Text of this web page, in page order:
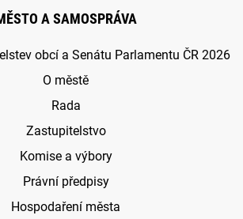
A SAMOSPRÁVA
obcí a Senátu Parlamentu ČR 2026
O městě
Rada
Zastupitelstvo
Komise a výbory
Právní předpisy
Hospodaření města